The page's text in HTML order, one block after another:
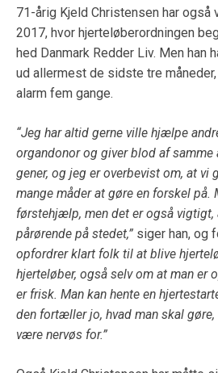
71-årig Kjeld Christensen har
2017, hvor hjerteløberordningen
hed Danmark Redder Liv. Men
ud allermest de sidste tre
alarm fem gange.
“Jeg har altid gerne ville hjælpe
organdonor og giver blod af samme
gener, og jeg er overbevist om, at vi
mange måder at gøre en forskel på.
førstehjælp, men det er også vigtigt,
pårørende på stedet,” siger han, og
opfordrer klart folk til at blive
hjerteløber, også selv om at man er
er frisk. Man kan hente en
den fortæller jo, hvad man skal
være nervøs for.”